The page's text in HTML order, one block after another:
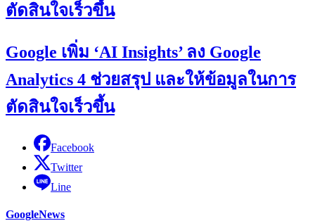
ตัดสินใจเร็วขึ้น
Google เพิ่ม ‘AI Insights’ ลง Google
Analytics 4 ช่วยสรุป และให้ข้อมูลในการ
ตัดสินใจเร็วขึ้น
Facebook
Twitter
Line
GoogleNews